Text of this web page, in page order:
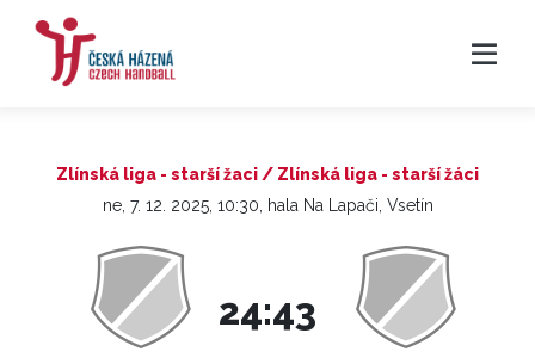
Zlínská liga - starší žaci / Zlínská liga - starší žáci
ne, 7. 12. 2025, 10:30, hala Na Lapači, Vsetín
24:43